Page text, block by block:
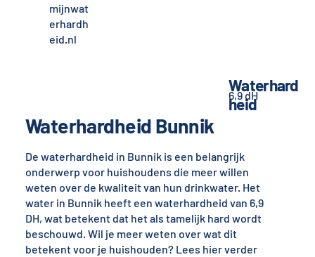
mijnwat
erhardh
eid.nl
Waterhardheid Bunnik
De waterhardheid in Bunnik is een belangrijk
onderwerp voor huishoudens die meer willen
weten over de kwaliteit van hun drinkwater. Het
water in Bunnik heeft een waterhardheid van 6,9
DH, wat betekent dat het als tamelijk hard wordt
beschouwd. Wil je meer weten over wat dit
betekent voor je huishouden? Lees hier verder
Waterhard
heid
6,9 dH